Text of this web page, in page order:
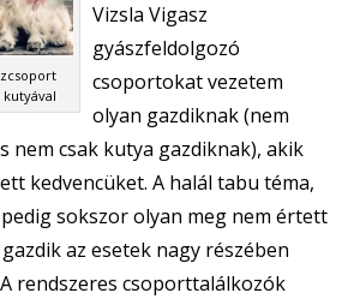
Vizsla Vigasz
gyászfeldolgozó
csoportokat vezetem
olyan gazdiknak (nem
nem csak kutya gazdiknak), akik
kedvencüket. A halál tabu téma,
sokszor olyan meg nem értett
az esetek nagy részében
rendszeres csoporttalálkozók